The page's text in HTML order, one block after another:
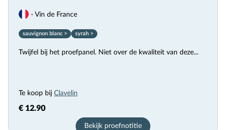
- Vin de France
sauvignon blanc > syrah >
Twijfel bij het proefpanel. Niet over de kwaliteit van deze...
Te koop bij Clavelin
€ 12.90
Bekijk proefnotitie